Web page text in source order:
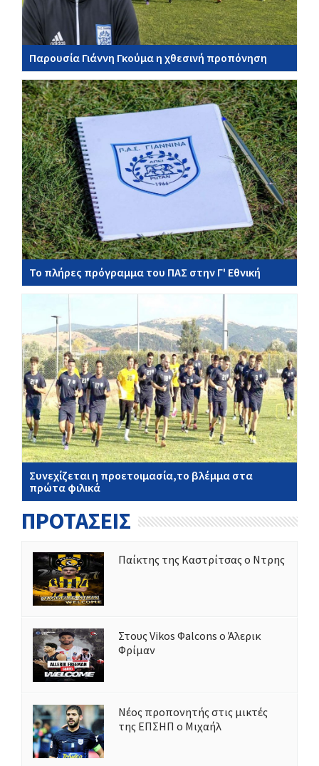
Παρουσία Γιάννη Γκούμα η χθεσινή προπόνηση
Το πλήρες πρόγραμμα του ΠΑΣ στην Γ' Εθνική
Συνεχίζεται η προετοιμασία,το βλέμμα στα
πρώτα φιλικά
ΠΡΟΤΑΣΕΙΣ
Παίκτης της Καστρίτσας ο Ντρης
Στους Vikos Φalcons ο Άλερικ
Φρίμαν
Νέος προπονητής στις μικτές
της ΕΠΣΗΠ ο Μιχαήλ